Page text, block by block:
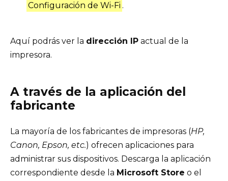
Configuración de Wi-Fi .
Aquí podrás ver la dirección IP actual de la
impresora.
A través de la aplicación del
fabricante
La mayoría de los fabricantes de impresoras (HP,
Canon, Epson, etc.) ofrecen aplicaciones para
administrar sus dispositivos. Descarga la aplicación
correspondiente desde la Microsoft Store o el